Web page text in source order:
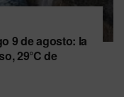
9 de agosto: la
29°C de